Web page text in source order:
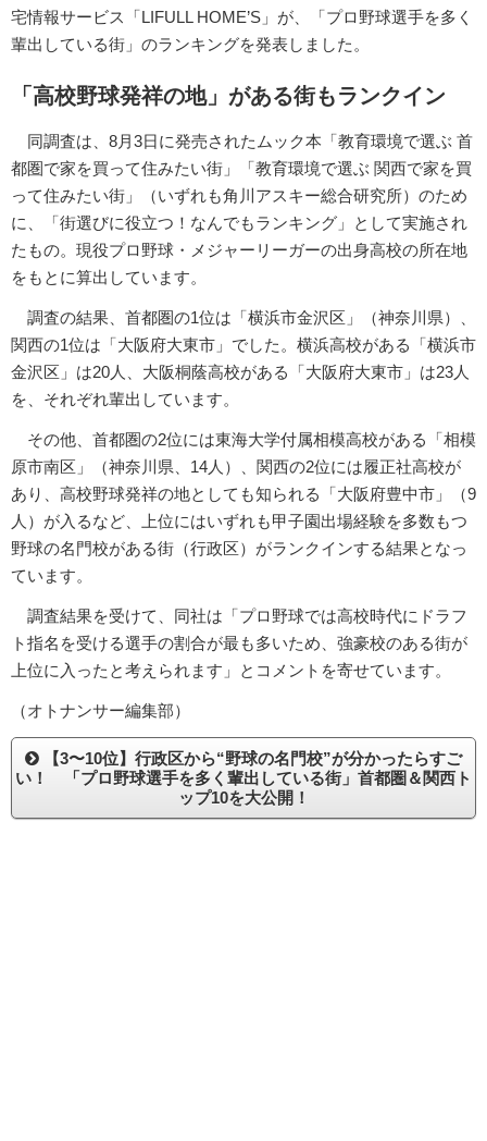
宅情報サービス「LIFULL HOME’S」が、「プロ野球選手を多く
輩出している街」のランキングを発表しました。
「高校野球発祥の地」がある街もランクイン
同調査は、8月3日に発売されたムック本「教育環境で選ぶ 首
都圏で家を買って住みたい街」「教育環境で選ぶ 関西で家を買
って住みたい街」（いずれも角川アスキー総合研究所）のため
に、「街選びに役立つ！なんでもランキング」として実施され
たもの。現役プロ野球・メジャーリーガーの出身高校の所在地
をもとに算出しています。
調査の結果、首都圏の1位は「横浜市金沢区」（神奈川県）、
関西の1位は「大阪府大東市」でした。横浜高校がある「横浜市
金沢区」は20人、大阪桐蔭高校がある「大阪府大東市」は23人
を、それぞれ輩出しています。
その他、首都圏の2位には東海大学付属相模高校がある「相模
原市南区」（神奈川県、14人）、関西の2位には履正社高校が
あり、高校野球発祥の地としても知られる「大阪府豊中市」（9
人）が入るなど、上位にはいずれも甲子園出場経験を多数もつ
野球の名門校がある街（行政区）がランクインする結果となっ
ています。
調査結果を受けて、同社は「プロ野球では高校時代にドラフ
ト指名を受ける選手の割合が最も多いため、強豪校のある街が
上位に入ったと考えられます」とコメントを寄せています。
（オトナンサー編集部）
【3〜10位】行政区から“野球の名門校”が分かったらすご
い！ 「プロ野球選手を多く輩出している街」首都圏＆関西ト
ップ10を大公開！